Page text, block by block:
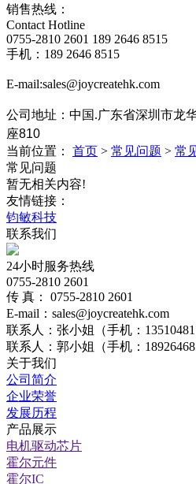
销售热线：
Contact Hotline
0755-2810 2601 189 2646 8515
手机：189 2646 8515
E-mail:sales@joycreatehk.com
公司地址：中国.广东省深圳市龙
座810
当前位置： 首页 > 常见问题 > 常
常见问题
暂无相关内容!
友情链接：
钧敏科技
联系我们
24小时服务热线
0755-2810 2601
传 真： 0755-2810 2601
E-mail：sales@joycreatehk.com
联系人：张小姐（手机：
联系人：郭小姐（手机：
关于我们
公司简介
企业荣誉
发展历程
产品展示
电机驱动芯片
霍尔元件
霍尔IC